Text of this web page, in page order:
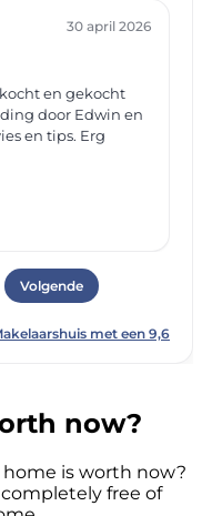
now?
is worth now?
free of